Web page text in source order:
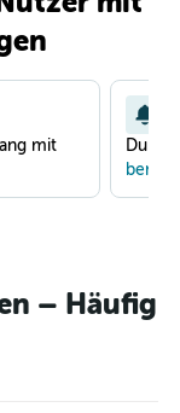
mit
Du
– Häufig